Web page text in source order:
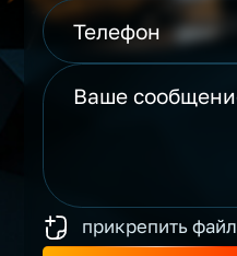
прикрепить файл